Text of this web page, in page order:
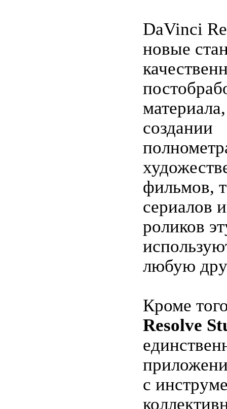
DaVinci
новые
создании
фильмов,
сериалов
роликов
любую
Кроме
Resolve
с